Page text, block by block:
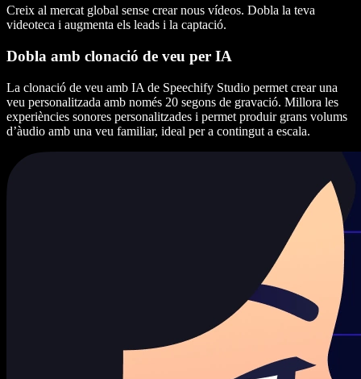
Creix al mercat global sense crear nous vídeos. Dobla la teva
videoteca i augmenta els leads i la captació.
Dobla amb clonació de veu per IA
La clonació de veu amb IA de Speechify Studio permet crear una
veu personalitzada amb només 20 segons de gravació. Millora les
experiències sonores personalitzades i permet produir grans volums
d’àudio amb una veu familiar, ideal per a contingut a escala.